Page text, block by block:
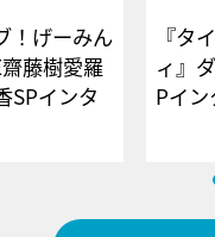
！げーみん
藤樹愛羅
SPインタ
『タ
ィ』
Pイ